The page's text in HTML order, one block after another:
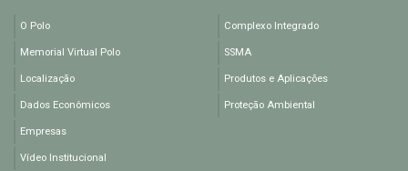
O Polo
Memorial Virtual Polo
Localização
Dados Econômicos
Complexo Integrado
SSMA
Produtos e Aplicações
Proteção Ambiental
Empresas
Vídeo Institucional